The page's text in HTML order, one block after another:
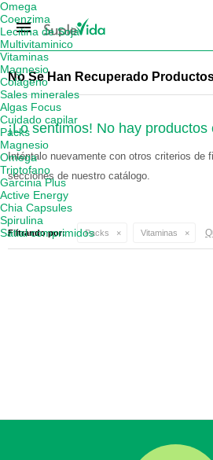
menu
No Se Han Recuperado
¡Lo sentimos! No hay
Inténtalo nuevamente con otros criterios de
secciones de nuestro catálogo.
Filtrando por: Packs Vitaminas
Omega
Coenzima
Lecitina de Soja
Multivitaminico
Vitaminas
Magnesio
Colágeno
Sales minerales
Algas Focus
Cuidado capilar
Packs
Magnesio
Omega
Triptofano
Garcinia Plus
Active Energy
Chia Capsules
Spirulina
Satial comprimidos